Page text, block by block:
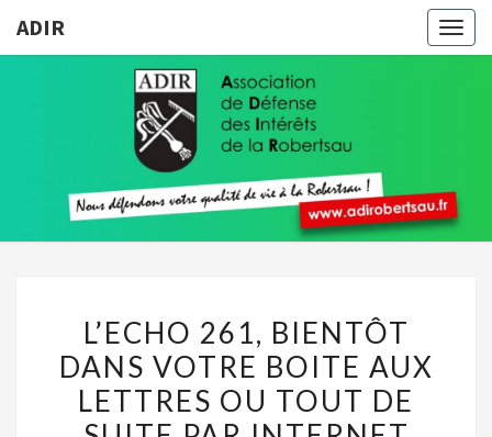
ADIR
ADIR
Votre
Qualité
De Vie À
Robertsau
261,
BIENTÔT
DANS
VOTRE
L’ECHO 261, BIENTÔT
DANS VOTRE BOITE AUX
LETTRES OU TOUT DE